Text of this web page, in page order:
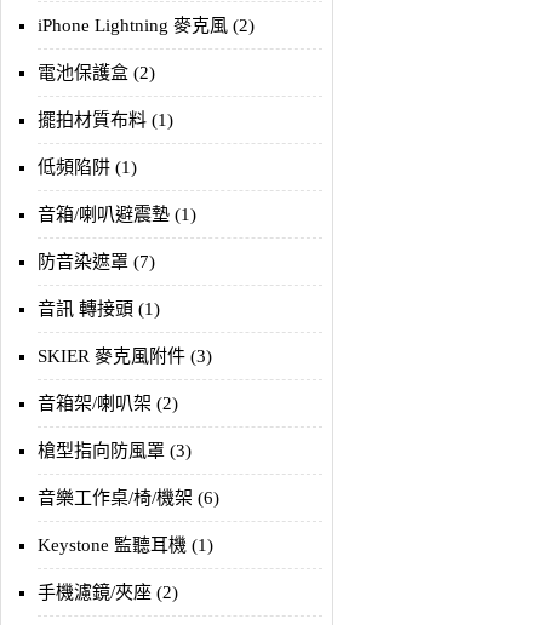
iPhone Lightning 麥克風 (2)
電池保護盒 (2)
擺拍材質布料 (1)
低頻陷阱 (1)
音箱/喇叭避震墊 (1)
防音染遮罩 (7)
音訊 轉接頭 (1)
SKIER 麥克風附件 (3)
音箱架/喇叭架 (2)
槍型指向防風罩 (3)
音樂工作桌/椅/機架 (6)
Keystone 監聽耳機 (1)
手機濾鏡/夾座 (2)